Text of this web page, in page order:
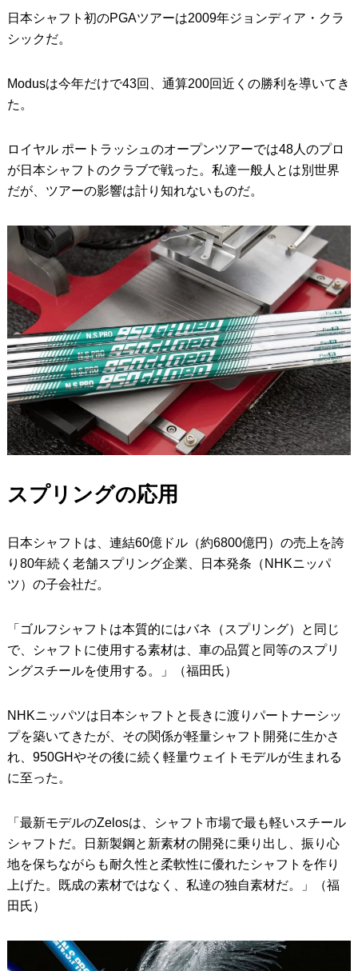
日本シャフト初のPGAツアーは2009年ジョンディア・クラ
シックだ。
Modusは今年だけで43回、通算200回近くの勝利を導いてき
た。
ロイヤル ポートラッシュのオープンツアーでは48人のプロ
が日本シャフトのクラブで戦った。私達一般人とは別世界
だが、ツアーの影響は計り知れないものだ。
スプリングの応用
日本シャフトは、連結60億ドル（約6800億円）の売上を誇
り80年続く老舗スプリング企業、日本発条（NHKニッパ
ツ）の子会社だ。
「ゴルフシャフトは本質的にはバネ（スプリング）と同じ
で、シャフトに使用する素材は、車の品質と同等のスプリ
ングスチールを使用する。」（福田氏）
NHKニッパツは日本シャフトと長きに渡りパートナーシッ
プを築いてきたが、その関係が軽量シャフト開発に生かさ
れ、950GHやその後に続く軽量ウェイトモデルが生まれる
に至った。
「最新モデルのZelosは、シャフト市場で最も軽いスチール
シャフトだ。日新製鋼と新素材の開発に乗り出し、振り心
地を保ちながらも耐久性と柔軟性に優れたシャフトを作り
上げた。既成の素材ではなく、私達の独自素材だ。」（福
田氏）